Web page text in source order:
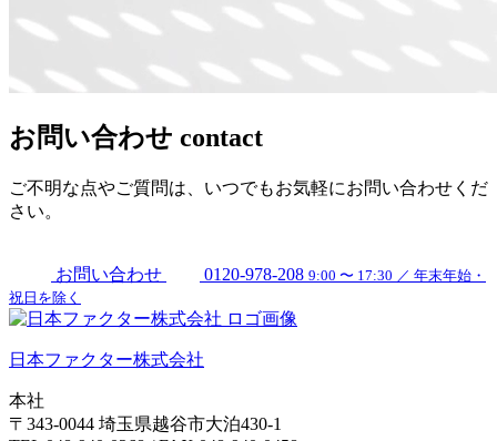
お問い合わせ contact
ご不明な点やご質問は、いつでもお気軽にお問い合わせくだ
さい。
お問い合わせ 0120-978-208 9:00 〜 17:30 ／ 年末年始・
祝日を除く
日本ファクター株式会社
本社
〒343-0044 埼玉県越谷市大泊430-1